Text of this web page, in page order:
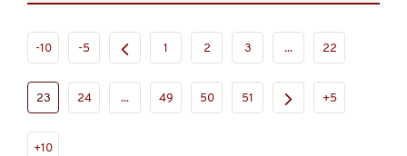
-10 -5 1 2 3 ... 22
23 24 ... 49 50 51 +5
+10